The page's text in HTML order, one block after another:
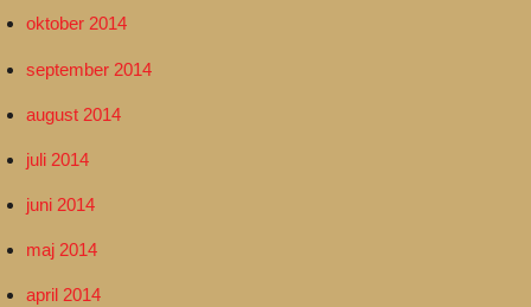
oktober 2014
september 2014
august 2014
juli 2014
juni 2014
maj 2014
april 2014